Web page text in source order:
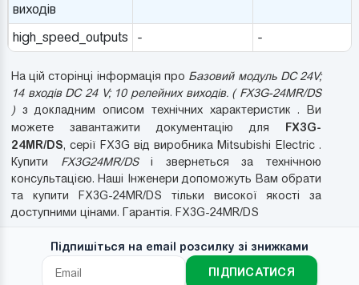
виходів
high_speed_outputs - -
На цій сторінці інформація про Базовий модуль DC 24V;
14 входів DC 24 V; 10 релейних виходів. ( FX3G-24MR/DS
)з докладним описом технічних характеристик . Ви
можете завантажити документацію для FX3G-
24MR/DS, серії FX3G від виробника Mitsubishi Electric .
Купити FX3G24MR/DSі звернеться за технічною
консультацією. Наші Інженери допоможуть Вам обрати
та купити FX3G-24MR/DS тільки високої якості за
доступними цінами. Гарантія. FX3G-24MR/DS
Підпишіться на email розсилку зі знижками
ПІДПИСАТИСЯ